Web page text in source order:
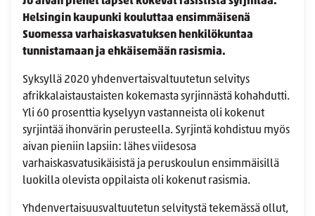
Helsingin kaupunki kouluttaa ensimmäisenä
Suomessa varhaiskasvatuksen henkilökuntaa
tunnistamaan ja ehkäisemään rasismia.
Syksyllä 2020 yhdenvertaisvaltuutetun selvitys
afrikkalaistaustaisten kokemasta syrjinnästä kohahdutti.
Yli 60 prosenttia kyselyyn vastanneista oli kokenut
syrjintää ihonvärin perusteella. Syrjintä kohdistuu myös
aivan pieniin lapsiin: lähes viidesosa
varhaiskasvatusikäisistä ja peruskoulun ensimmäisillä
luokilla olevista oppilaista oli kokenut rasismia.
Yhdenvertaisuusvaltuutetun selvitystä tekemässä ollut,